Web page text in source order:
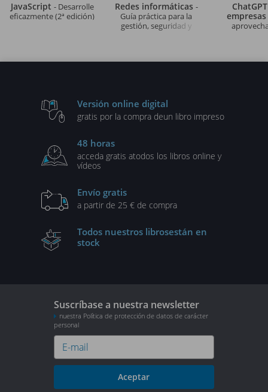
JavaScript - Desarrolle
eficazmente (2ª edición)
Redes informáticas -
Guía práctica para la
gestión, seguridad y
empresas
Versión online digital
gratis por la compra deun libro impreso
48 horas
acceda gratis atodos los libros online y
vídeos
Envío gratis
a partir de 25 € de compra
Todos nuestros librosestán en
stock
Suscríbase a nuestra newsletter
nuestra Política de protección de datos de carácter
personal
Aceptar